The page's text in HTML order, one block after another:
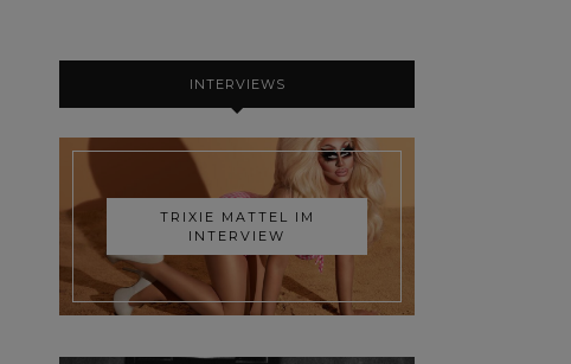
INTERVIEWS
TRIXIE MATTEL IM
INTERVIEW